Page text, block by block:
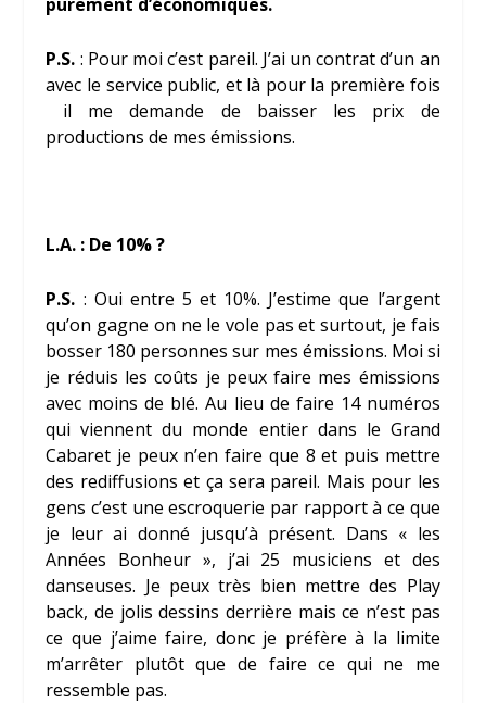
P.S. : Pour moi c’est pareil. J’ai un contrat d’un an
avec le service public, et là pour la première fois
il me demande de baisser les prix de
productions de mes émissions.
L.A. : De 10% ?
P.S. : Oui entre 5 et 10%. J’estime que l’argent
qu’on gagne on ne le vole pas et surtout, je fais
bosser 180 personnes sur mes émissions. Moi si
je réduis les coûts je peux faire mes émissions
avec moins de blé. Au lieu de faire 14 numéros
qui viennent du monde entier dans le Grand
Cabaret je peux n’en faire que 8 et puis mettre
des rediffusions et ça sera pareil. Mais pour les
gens c’est une escroquerie par rapport à ce que
je leur ai donné jusqu’à présent. Dans « les
Années Bonheur », j’ai 25 musiciens et des
danseuses. Je peux très bien mettre des Play
back, de jolis dessins derrière mais ce n’est pas
ce que j’aime faire, donc je préfère à la limite
m’arrêter plutôt que de faire ce qui ne me
ressemble pas.